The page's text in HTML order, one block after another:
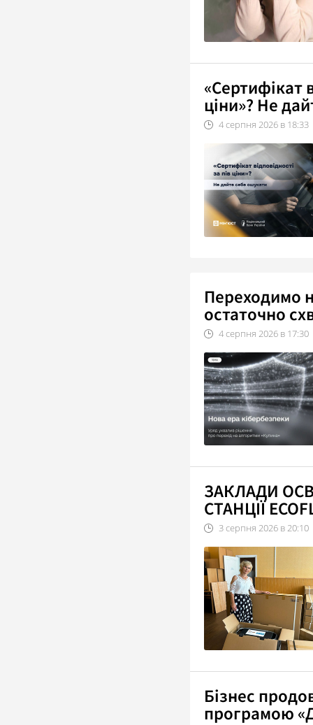
«Сертифікат
ціни»? Не
4серпня 2026 в 18:33
Переходимо
остаточно
4серпня 2026 в 17:30
ЗАКЛАДИ
СТАНЦІЇ
3серпня 2026 в 20:10
Бізнес
програмою